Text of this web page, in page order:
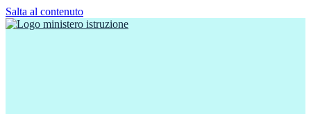
Salta al contenuto